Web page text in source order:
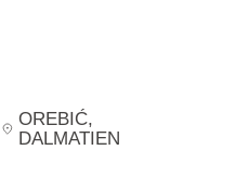
OREBIĆ,
DALMATIEN